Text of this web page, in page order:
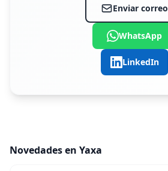
Enviar correo
WhatsApp
LinkedIn
Novedades en Yaxa